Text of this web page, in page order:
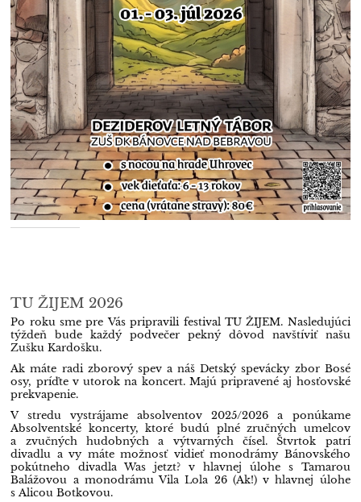
TU ŽIJEM 2026
Po roku sme pre Vás pripravili festival TU ŽIJEM. Nasledujúci
týždeň bude každý podvečer pekný dôvod navštíviť našu
Zušku Kardošku.
Ak máte radi zborový spev a náš Detský spevácky zbor Bosé
osy, príďte v utorok na koncert. Majú pripravené aj hosťovské
prekvapenie.
V stredu vystrájame absolventov 2025/2026 a ponúkame
Absolventské koncerty, ktoré budú plné zručných umelcov
a zvučných hudobných a výtvarných čísel. Štvrtok patrí
divadlu a vy máte možnosť vidieť monodrámy Bánovského
pokútneho divadla Was jetzt? v hlavnej úlohe s Tamarou
Balážovou a monodrámu Vila Lola 26 (Ak!) v hlavnej úlohe
s Alicou Botkovou.